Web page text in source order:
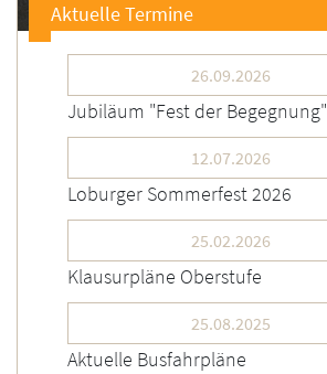
Aktuelle Termine
26.09.2026
Jubiläum "Fest der Begegnung"
12.07.2026
Loburger Sommerfest 2026
25.02.2026
Klausurpläne Oberstufe
25.08.2025
Aktuelle Busfahrpläne